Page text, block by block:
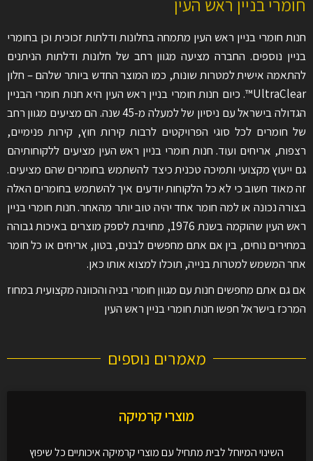
חומרי בניין ראש העין
חנות חומרי בניין ראש העין מתמחה בחלונות ודלתות זכוכית וכן בחומרי
בניין נוספים. החברה מציעה מגוון רחב של חלונות ודלתות הניתנים
להתאמה אישית למטרות שונות, כמו המוצר החדש ביותר שלהם – חלון
UltraClear™. כיום חנות חומרי בניין ראש העין היא חנות חומרי הבניין
הגדולה בישראל עם ניסיון של למעלה מ-45 שנה. הם מציעים מגוון רחב
של חומרים לכל סוגי הפרויקטים לרבות קירות חוץ, קירות פנימיים,
רצפות, אריחים ועוד. חנות חומרי בניין ראש העין מציעים ללקוחותיהם
גם ייעוץ מקצועי ותמיכה טכנית כיצד להשתמש בחומרים שהם מציעים.
זה מאוד חשוב כי לא כל הלקוחות יודעים איך להשתמש בחומרים האלה
בצורה נכונה או למה חומר אחד יהיה טוב יותר מהאחר. חנות חומרי בניין
ראש העין שהוקמה בשנת 1976, מחויבת לספק מוצרים באיכות גבוהה
במחירים נוחים, בין אם אתם מחפשים לבנים, בטון, אריחים או כל חומר
אחר המשמש למטרות בנייה, תוכלו למצוא אותו כאן.
אם גם אתם מחפשים חנות עם מגוון חומרי בניה והכוונה מקצועית במחוז
המרכז בישראל חפשו חנות חומרי בניין ראש העין
מאמרים נוספים
מוצרי קרמיקה
השינוי המיוחל לבית מתחיל עם מוצרי קרמיקה איכותיים כל שיפוץ